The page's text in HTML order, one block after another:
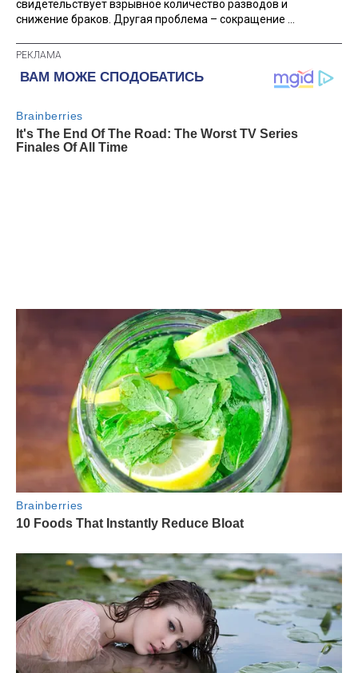
свидетельствует взрывное количество разводов и
снижение браков. Другая проблема – сокращение ...